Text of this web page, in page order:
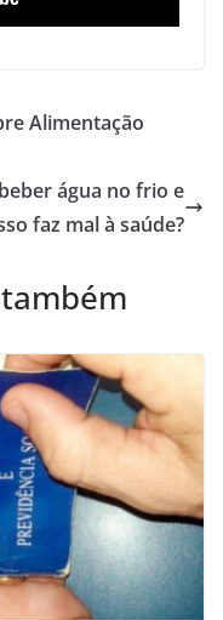
Alimentação
água no frio e
faz mal à saúde?